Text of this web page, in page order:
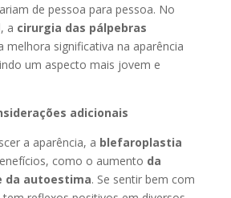
de pessoa para pessoa. No
a cirurgia das pálpebras
melhora significativa na aparência
um aspecto mais jovem e
adicionais
a aparência, a blefaroplastia
como o aumento da
da autoestima. Se sentir bem com